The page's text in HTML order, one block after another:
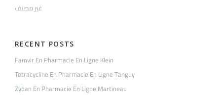
غير مصنف
RECENT POSTS
Famvir En Pharmacie En Ligne Klein
Tetracycline En Pharmacie En Ligne Tanguy
Zyban En Pharmacie En Ligne Martineau